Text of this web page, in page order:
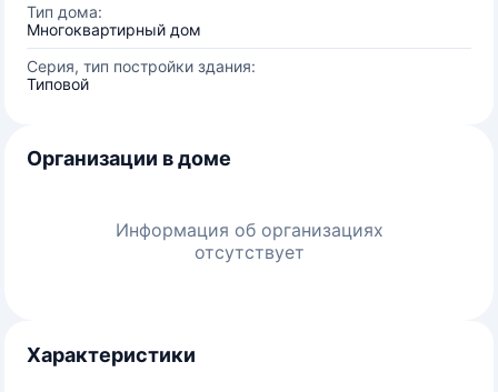
Тип дома:
Многоквартирный дом
Серия, тип постройки здания:
Типовой
Организации в доме
Информация об организациях
отсутствует
Характеристики